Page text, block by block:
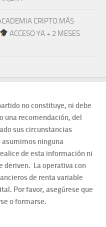
CRIPTO MÁS
ACCESO YA + 2 MESES
no constituye, ni debe
una recomendación, del
sus circunstancias
asumimos ninguna
de esta información ni
deriven. La operativa con
de renta variable
Por favor, asegúrese que
o formarse.